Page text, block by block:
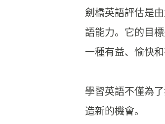
劍橋英語評估是
語能力。 它的目
一種有益、 愉快
學習英語不僅為
造新的機會。